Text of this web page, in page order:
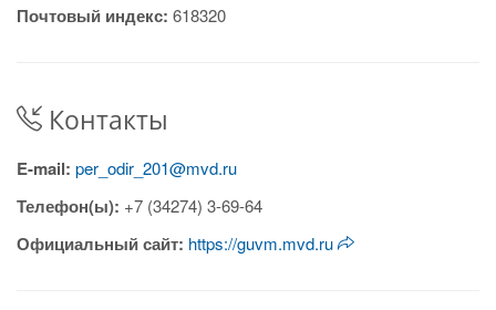
Почтовый индекс: 618320
Контакты
E-mail: per_odir_201@mvd.ru
Телефон(ы): +7 (34274) 3-69-64
Официальный сайт: https://guvm.mvd.ru